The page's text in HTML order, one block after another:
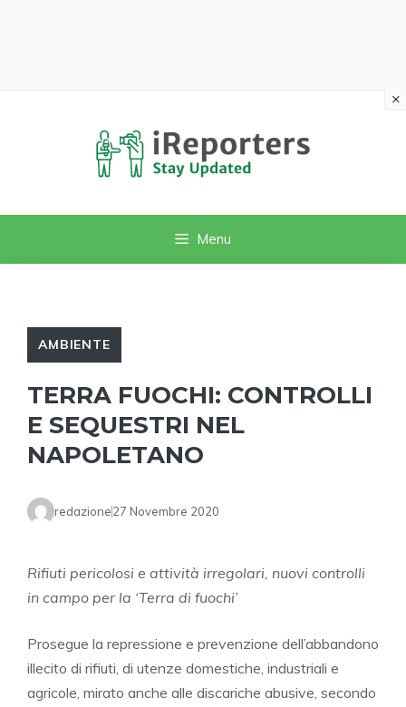
Menu
AMBIENTE
TERRA FUOCHI: CONTROLLI
E SEQUESTRI NEL
NAPOLETANO
redazione27 Novembre 2020
Rifiuti pericolosi e attività irregolari, nuovi controlli
in campo per la ‘Terra di fuochi’
Prosegue la repressione e prevenzione dell’abbandono
illecito di rifiuti, di utenze domestiche, industriali e
agricole, mirato anche alle discariche abusive, secondo
×